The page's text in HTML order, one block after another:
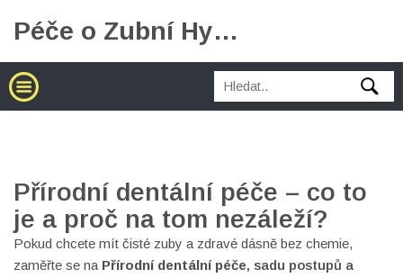
Péče o Zubní Hygienu
Přírodní dentální péče – co to
je a proč na tom nezáleží?
Pokud chcete mít čisté zuby a zdravé dásně bez chemie,
zaměřte se na Přírodní dentální péče, sadu postupů a